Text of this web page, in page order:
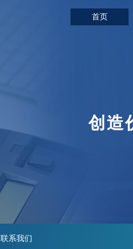
首页
创造
联系我们